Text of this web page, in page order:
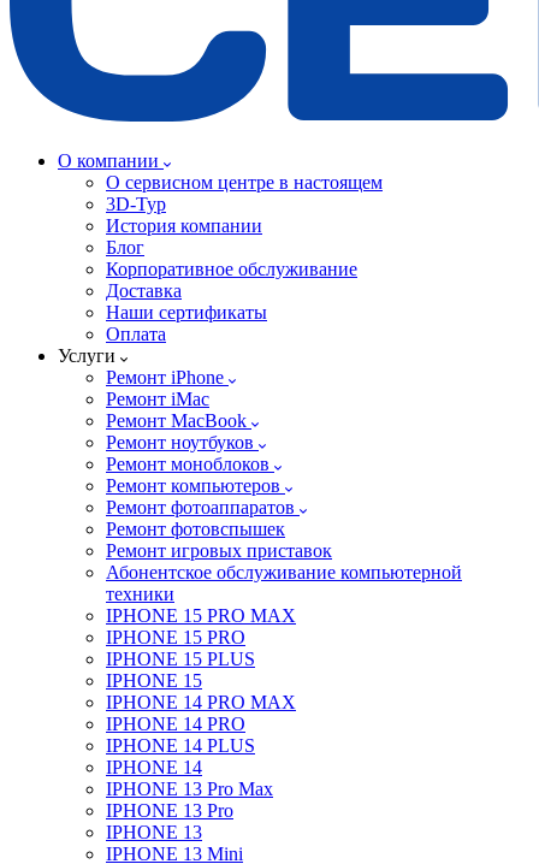
О компании
О сервисном центре в настоящем
3D-Тур
История компании
Блог
Корпоративное обслуживание
Доставка
Наши сертификаты
Оплата
Услуги
Ремонт iPhone
Ремонт iMac
Ремонт MacBook
Ремонт ноутбуков
Ремонт моноблоков
Ремонт компьютеров
Ремонт фотоаппаратов
Ремонт фотовспышек
Ремонт игровых приставок
Абонентское обслуживание компьютерной
техники
IPHONE 15 PRO MAX
IPHONE 15 PRO
IPHONE 15 PLUS
IPHONE 15
IPHONE 14 PRO MAX
IPHONE 14 PRO
IPHONE 14 PLUS
IPHONE 14
IPHONE 13 Pro Max
IPHONE 13 Pro
IPHONE 13
IPHONE 13 Mini